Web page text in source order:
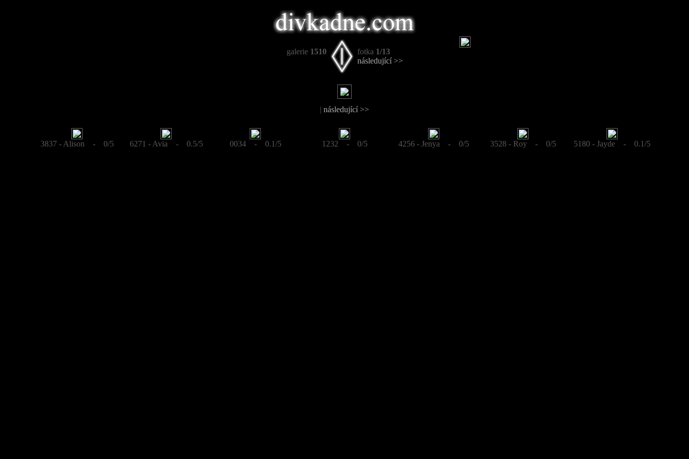
galerie 1510 fotka 1/13
následující >>
| následující >>
3837 - Alison - 0/5 6271 - Avia - 0.5/5 0034 - 0.1/5 1232 - 0/5 4256 - Jenya - 0/5 3528 - Roy - 0/5 5180 - Jayde - 0.1/5